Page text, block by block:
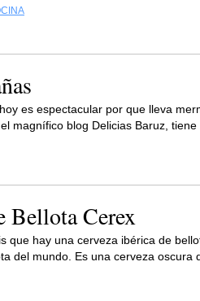
es espectacular por que lleva
magnífico blog Delicias Baruz, tiene
Bellota Cerex
que hay una cerveza ibérica de
del mundo. Es una cerveza oscura